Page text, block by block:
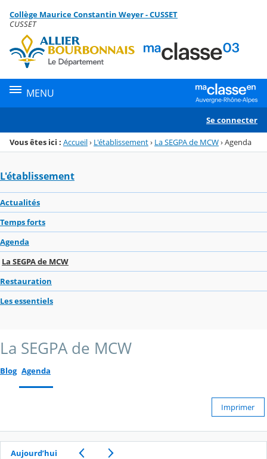
Menu de la rubrique
Contenu
Collège Maurice Constantin Weyer - CUSSET
CUSSET
MENU
Se connecter
Vous êtes ici : Accueil› L'établissement› La SEGPA de MCW›Agenda
L'établissement
Actualités
Temps forts
Agenda
La SEGPA de MCW
Restauration
Les essentiels
La SEGPA de MCW
Blog Agenda
Imprimer
Aujourd’hui